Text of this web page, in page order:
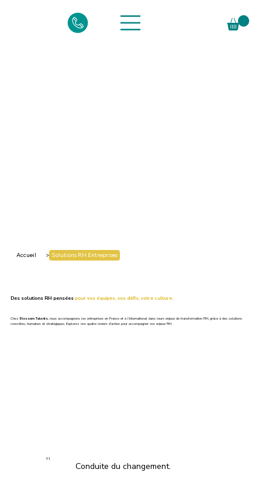
Accueil > Solutions RH Entreprises
Des solutions RH penséespour vos équipes, vos défis, votre culture.
Chez Blossom Talents, nous accompagnons les entreprises en France et à l’international dans leurs enjeux de transformation RH, grâce à des solutions
concrètes, humaines et stratégiques. Explorez nos quatre leviers d’action pour accompagner vos enjeux RH.
01
Conduite du changement.